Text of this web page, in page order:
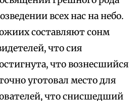
всех нас на небо.
составляют сонм
что сия
что вознесшийся
уготовал место для
что снисшедший